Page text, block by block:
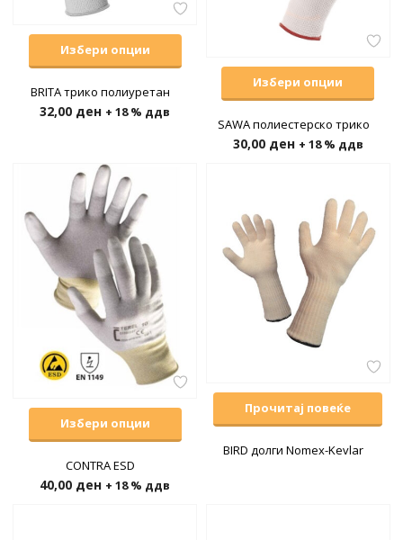
Избери опции
BRITA трико полиуретан
32,00 ден + 18 % ддв
Избери опции
SAWA полиестерско трико
30,00 ден + 18 % ддв
Избери опции
CONTRA ESD
40,00 ден + 18 % ддв
Прочитај повеќе
BIRD долги Nomex-Kevlar